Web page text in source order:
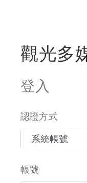
觀光多
登入
認證方式
帳號